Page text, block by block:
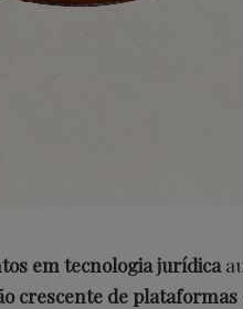
em tecnologia jurídica
crescente de